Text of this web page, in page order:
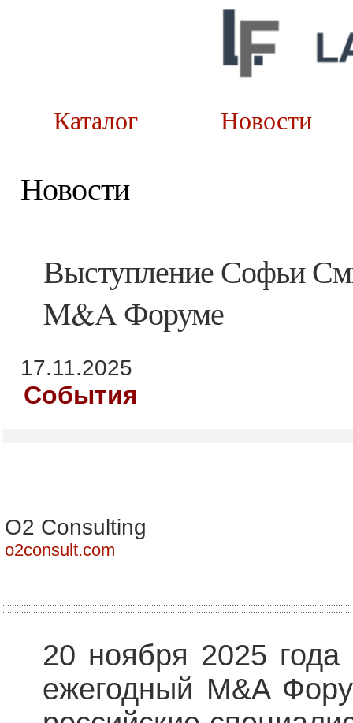
Каталог
Новости
Выступление Софьи
M&A Форуме
17.11.2025
События
О2 Consulting
o2consult.com
20 ноября 2025
ежегодный M&A